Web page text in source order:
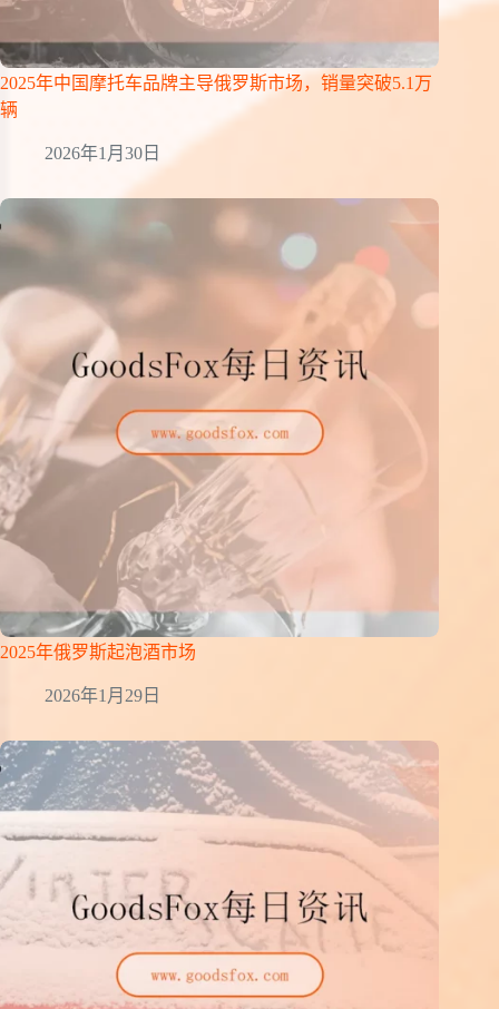
2025年中国摩托车品牌主导俄罗斯市场，销量突破5.1万
辆
2026年1月30日
2025年俄罗斯起泡酒市场
2026年1月29日